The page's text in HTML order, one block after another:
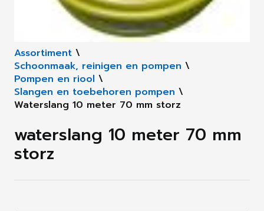
Assortiment \
Schoonmaak, reinigen en pompen \
Pompen en riool \
Slangen en toebehoren pompen \
Waterslang 10 meter 70 mm storz
waterslang 10 meter 70 mm
storz